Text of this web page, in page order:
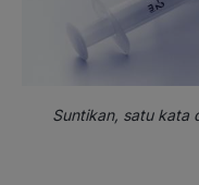
Suntikan, satu kata